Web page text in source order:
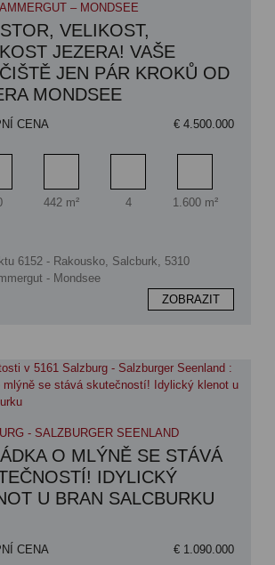
– MONDSEE
VELIKOST,
JEZERA! VAŠE
JEN PÁR KROKŮ OD
MONDSEE
CENA € 4.500.000
Obytný prostor
442 m²
Koupelna
4
Plocha pozemku
1.600 m²
6152 - Rakousko, Salcburk, 5310
- Mondsee
ZOBRAZIT
- SALZBURGER SEENLAND
O MLÝNĚ SE STÁVÁ
IDYLICKÝ
U BRAN SALCBURKU
CENA € 1.090.000